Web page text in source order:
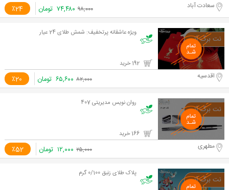
٪24 سعادت آباد ۹۸,۰۰۰ ۷۴,۴۸۰ تومان
ویژه عاشقانه پرتخفیف: شمش طلای 24 عیار
٪20 اقدسیه ۸۲,۰۰۰ ۶۵,۶۰۰ تومان
روان نویس مدیریتی 407
٪52 مطهری ۲۵,۰۰۰ ۱۲,۰۰۰ تومان
پلاک طلای زنبق 0/100 گرم